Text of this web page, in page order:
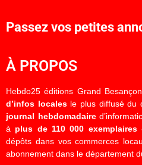
Passez vos petites
À PROPOS
Hebdo25 éditions Grand
d’infos localesle plus diffusé du
journal hebdomadaire
à plus de 110 000 exemplaires
dépôts dans vos commerces
abonnement dans le département